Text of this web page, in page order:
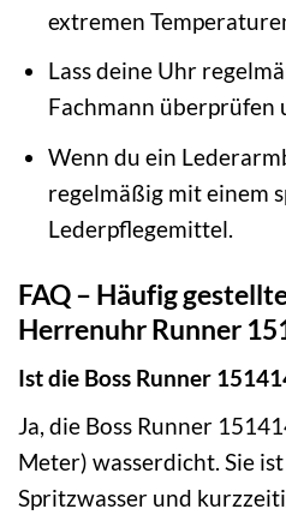
extremen
Lass deine Uhr
Fachmann überprüfen
Wenn du ein
regelmäßig mit einem
Lederpflegemittel.
FAQ – Häufig
Herrenuhr Runner
Ist die Boss Runner
Ja, die Boss Runner
Meter) wasserdicht. Sie
Spritzwasser und